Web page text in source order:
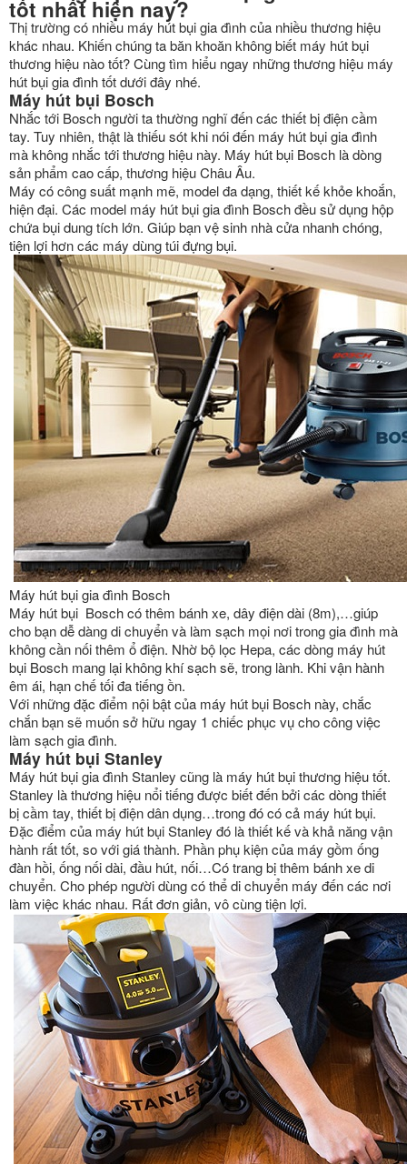
tốt nhất hiện nay?
Thị trường có nhiều máy hút bụi gia đình của nhiều thương hiệu
khác nhau. Khiến chúng ta băn khoăn không biết máy hút bụi
thương hiệu nào tốt? Cùng tìm hiểu ngay những thương hiệu máy
hút bụi gia đình tốt dưới đây nhé.
Máy hút bụi Bosch
Nhắc tới Bosch người ta thường nghĩ đến các thiết bị điện cầm
tay. Tuy nhiên, thật là thiếu sót khi nói đến máy hút bụi gia đình
mà không nhắc tới thương hiệu này. Máy hút bụi Bosch là dòng
sản phẩm cao cấp, thương hiệu Châu Âu.
Máy có công suất mạnh mẽ, model đa dạng, thiết kế khỏe khoắn,
hiện đại. Các model máy hút bụi gia đình Bosch đều sử dụng hộp
chứa bụi dung tích lớn. Giúp bạn vệ sinh nhà cửa nhanh chóng,
tiện lợi hơn các máy dùng túi đựng bụi.
Máy hút bụi gia đình Bosch
Máy hút bụi Bosch có thêm bánh xe, dây điện dài (8m),…giúp
cho bạn dễ dàng di chuyển và làm sạch mọi nơi trong gia đình mà
không cần nối thêm ổ điện. Nhờ bộ lọc Hepa, các dòng máy hút
bụi Bosch mang lại không khí sạch sẽ, trong lành. Khi vận hành
êm ái, hạn chế tối đa tiếng ồn.
Với những đặc điểm nội bật của máy hút bụi Bosch này, chắc
chắn bạn sẽ muốn sở hữu ngay 1 chiếc phục vụ cho công việc
làm sạch gia đình.
Máy hút bụi Stanley
Máy hút bụi gia đình Stanley cũng là máy hút bụi thương hiệu tốt.
Stanley là thương hiệu nổi tiếng được biết đến bởi các dòng thiết
bị cầm tay, thiết bị điện dân dụng…trong đó có cả máy hút bụi.
Đặc điểm của máy hút bụi Stanley đó là thiết kế và khả năng vận
hành rất tốt, so với giá thành. Phần phụ kiện của máy gồm ống
đàn hồi, ống nối dài, đầu hút, nối…Có trang bị thêm bánh xe di
chuyển. Cho phép người dùng có thể di chuyển máy đến các nơi
làm việc khác nhau. Rất đơn giản, vô cùng tiện lợi.